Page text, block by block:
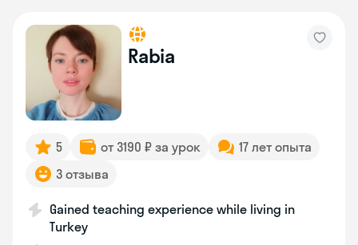
Rabia
5 от 3190 ₽ за урок
17 лет опыта
3 отзыва
Gained teaching experience while living in
Turkey